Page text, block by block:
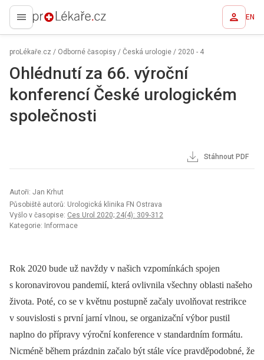
proLékaře.cz EN
proLékaře.cz / Odborné časopisy / Česká urologie / 2020 - 4
Ohlédnutí za 66. výroční
konferencí České urologickém
společnosti
Stáhnout PDF
Autoři: Jan Krhut
Působiště autorů: Urologická klinika FN Ostrava
Vyšlo v časopise: Ces Urol 2020; 24(4): 309-312
Kategorie: Informace
Rok 2020 bude už navždy v našich vzpomínkách spojen
s koronavirovou pandemií, která ovlivnila všechny oblasti našeho
života. Poté, co se v květnu postupně začaly uvolňovat restrikce
v souvislosti s první jarní vlnou, se organizační výbor pustil
naplno do přípravy výroční konference v standardním formátu.
Nicméně během prázdnin začalo být stále více pravděpodobné, že